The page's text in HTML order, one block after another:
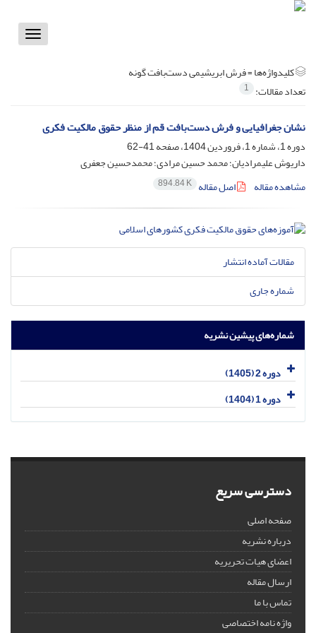
Toggle
کلیدواژه‌ها =فرش ابریشیمی دست‌بافت گونه
تعداد مقالات: 1
نشان جغرافیایی و فرش دست‌بافت قم از منظر حقوق مالکیت فکری
دوره 1، شماره 1، فروردین 1404، صفحه
41-62
داریوش علیمرادیان؛ محمد حسین مرادی؛ محمدحسین جعفری
مشاهده مقاله
اصل مقاله 894.84 K
مقالات آماده انتشار
شماره جاری
شماره‌های پیشین نشریه
دوره 2 (1405)
دوره 1 (1404)
دسترسی سریع
صفحه اصلی
درباره نشریه
اعضای هیات تحریریه
ارسال مقاله
تماس با ما
واژه نامه اختصاصی